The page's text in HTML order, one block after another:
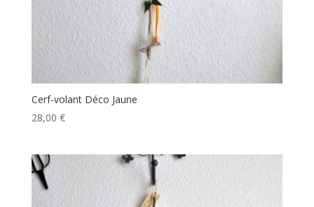
Cerf-volant Déco Jaune
28,00 €